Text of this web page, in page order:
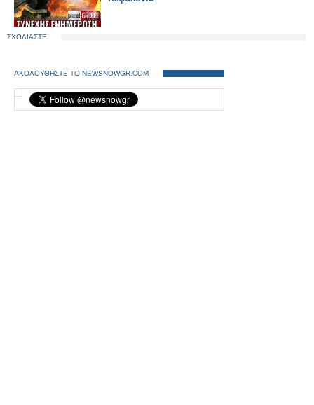
ΣΧΟΛΙΑΣΤΕ
ΑΚΟΛΟΥΘΗΣΤΕ ΤΟ NEWSNOWGR.COM